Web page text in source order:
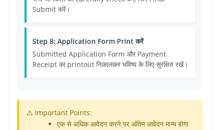
Submit करें।
Step 8: Application Form Print करें
Submitted Application Form और Payment
Receipt का printout निकालकर भविष्य के लिए सुरक्षित रखें।
⚠️ Important Points:
एक से अधिक आवेदन करने पर अंतिम आवेदन मान्य होगा